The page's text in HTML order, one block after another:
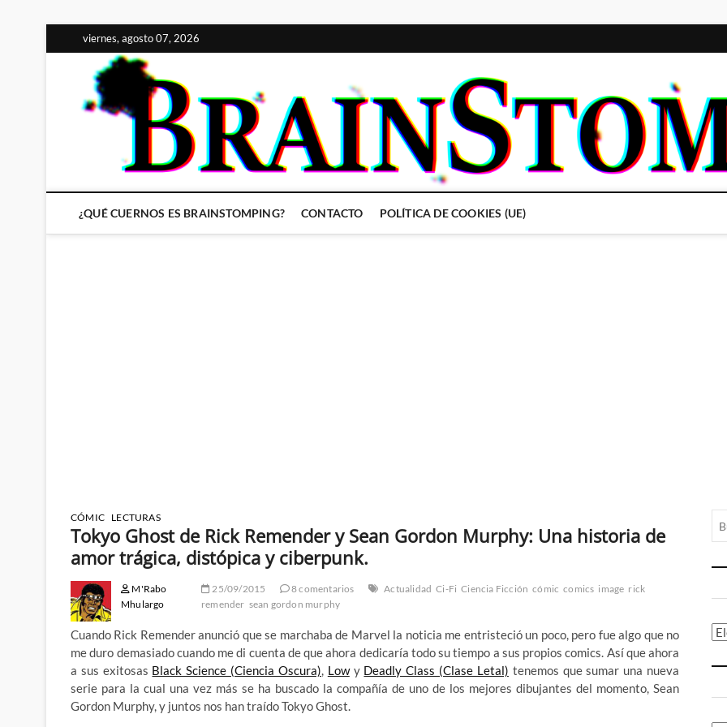
al
contenido
viernes, agosto 07, 2026
¿QUÉ CUERNOS ES BRAINSTOMPING? CONTACTO POLÍTICA DE COOKIES (UE)
CÓMIC LECTURAS
Tokyo Ghost de Rick Remender y Sean Gordon Murphy: Una historia de
amor trágica, distópica y ciberpunk.
M'Rabo
Mhulargo
25/09/2015 8 comentarios Actualidad Ci-Fi Ciencia Ficción cómic comics image rick
remender sean gordon murphy
Cuando Rick Remender anunció que se marchaba de Marvel la noticia me entristeció un poco, pero fue algo que no
me duro demasiado cuando me di cuenta de que ahora dedicaría todo su tiempo a sus propios comics. Así que ahora
a sus exitosas Black Science (Ciencia Oscura), Lowy Deadly Class (Clase Letal) tenemos que sumar una nueva
serie para la cual una vez más se ha buscado la compañía de uno de los mejores dibujantes del momento, Sean
Gordon Murphy, y juntos nos han traído Tokyo Ghost.